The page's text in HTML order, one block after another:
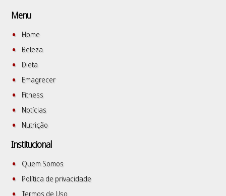
Menu
Home
Beleza
Dieta
Emagrecer
Fitness
Notícias
Nutrição
Institucional
Quem Somos
Política de privacidade
Termos de Uso